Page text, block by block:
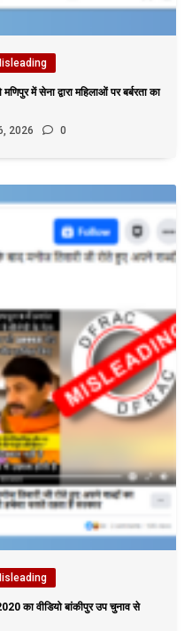
में सेना द्वारा महिलाओं पर बर्बरता का
2026 0
का वीडियो बांकीपुर उप चुनाव से